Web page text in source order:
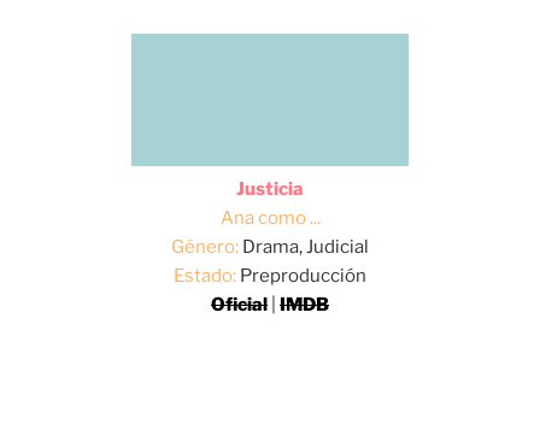
Justicia
Ana como ...
Género: Drama, Judicial
Estado: Preproducción
Oficial IMDB